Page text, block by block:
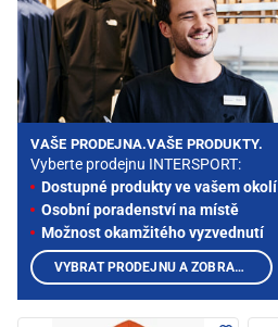
VAŠE PRODEJNA.VAŠE PRODUKTY.
Vyberte prodejnu INTERSPORT:
Dostupné produkty ve vašem okolí
Osobní poradenství na místě
Možnost okamžitého vyzvednutí
VYBRAT PRODEJNU A ZOBRAZIT PRODUKTY